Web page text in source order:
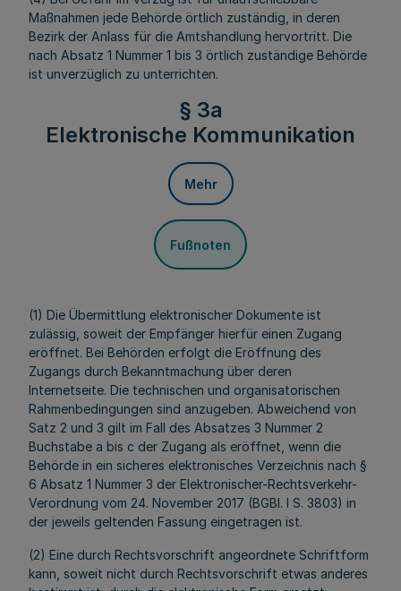
Maßnahmen jede Behörde örtlich zuständig, in deren
Bezirk der Anlass für die Amtshandlung hervortritt. Die
nach Absatz 1 Nummer 1 bis 3 örtlich zuständige Behörde
ist unverzüglich zu unterrichten.
§ 3a
Elektronische Kommunikation
Mehr
Fußnoten
(1) Die Übermittlung elektronischer Dokumente ist
zulässig, soweit der Empfänger hierfür einen Zugang
eröffnet. Bei Behörden erfolgt die Eröffnung des
Zugangs durch Bekanntmachung über deren
Internetseite. Die technischen und organisatorischen
Rahmenbedingungen sind anzugeben. Abweichend von
Satz 2 und 3 gilt im Fall des Absatzes 3 Nummer 2
Buchstabe a bis c der Zugang als eröffnet, wenn die
Behörde in ein sicheres elektronisches Verzeichnis nach §
6 Absatz 1 Nummer 3 der Elektronischer-Rechtsverkehr-
Verordnung vom 24. November 2017 (BGBl. I S. 3803) in
der jeweils geltenden Fassung eingetragen ist.
(2) Eine durch Rechtsvorschrift angeordnete Schriftform
kann, soweit nicht durch Rechtsvorschrift etwas anderes